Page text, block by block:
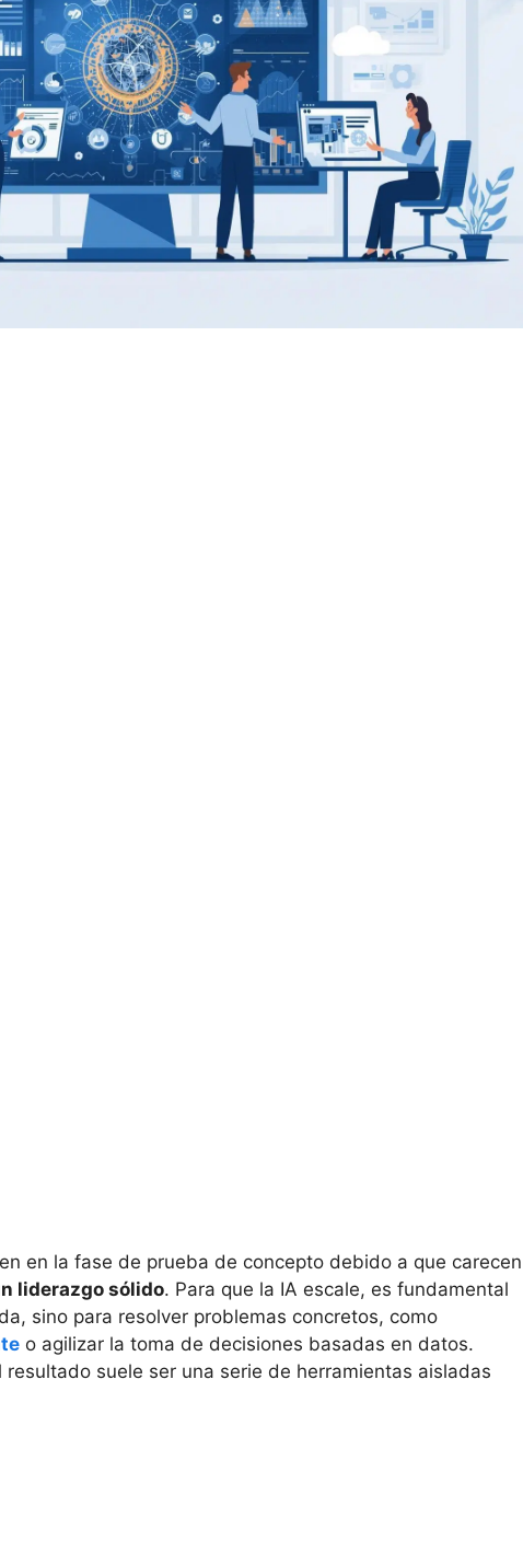
en la fase de prueba de concepto debido a que carecen
liderazgo sólido. Para que la IA escale, es fundamental
sino para resolver problemas concretos, como
o agilizar la toma de decisiones basadas en datos.
suele ser una serie de herramientas aisladas